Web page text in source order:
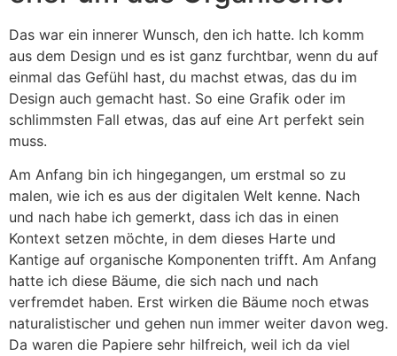
Das war ein innerer Wunsch, den ich hatte. Ich komm
aus dem Design und es ist ganz furchtbar, wenn du auf
einmal das Gefühl hast, du machst etwas, das du im
Design auch gemacht hast. So eine Grafik oder im
schlimmsten Fall etwas, das auf eine Art perfekt sein
muss.
Am Anfang bin ich hingegangen, um erstmal so zu
malen, wie ich es aus der digitalen Welt kenne. Nach
und nach habe ich gemerkt, dass ich das in einen
Kontext setzen möchte, in dem dieses Harte und
Kantige auf organische Komponenten trifft. Am Anfang
hatte ich diese Bäume, die sich nach und nach
verfremdet haben. Erst wirken die Bäume noch etwas
naturalistischer und gehen nun immer weiter davon weg.
Da waren die Papiere sehr hilfreich, weil ich da viel